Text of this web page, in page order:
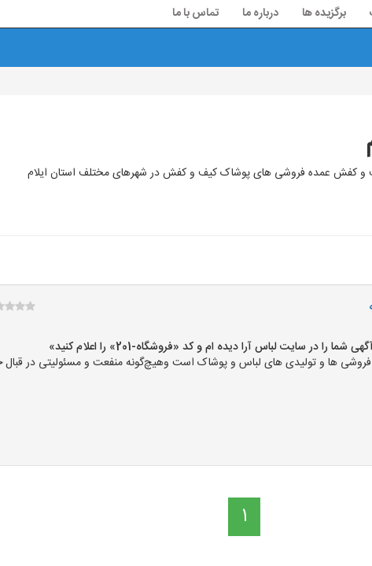
برگزیده ها درباره ما تماس با ما
و کفش عمده فروشی های پوشاک کیف و کفش در شهرهای مختلف استان ایلام
در سایت لباس آرا دیده ام و کد «فروشگاه-201» را اعلام کنید»
ها و تولیدی های لباس و پوشاک است وهیچ‌گونه منفعت و مسئولیتی در قبال
1